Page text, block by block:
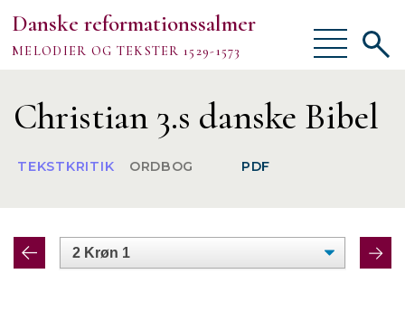
Danske reformationssalmer
MELODIER OG TEKSTER 1529-1573
Vis/skjul
menu
Om
TEKSTER
MELODIER
Vis/
Christian 3.s danske Bibel
TEKSTKRITIK ORDBOG PDF